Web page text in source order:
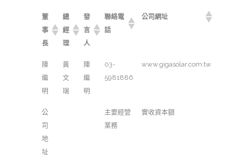
董
事
長
總
經
理
發
言
人
聯絡電
話
公司網址
陳
繼
明
黃
文
瑞
陳
繼
明
03-
5981886
www.gigasolar.com.tw
公
司
地
址
主要經營
業務
實收資本額